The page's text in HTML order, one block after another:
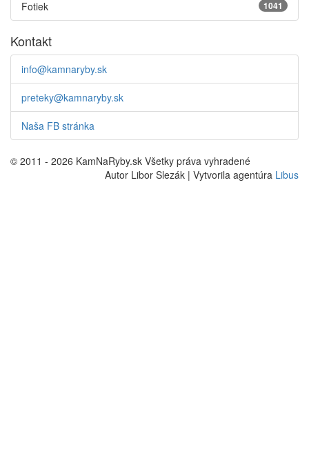
1041
Fotiek
Kontakt
info@kamnaryby.sk
preteky@kamnaryby.sk
Naša FB stránka
© 2011 - 2026 KamNaRyby.sk Všetky práva vyhradené
Autor Libor Slezák | Vytvorila agentúra Libus